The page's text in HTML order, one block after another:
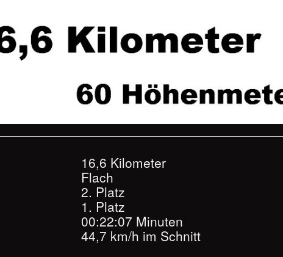
16,6 Kilometer
Flach
2. Platz
1. Platz
00:22:07 Minuten
44,7 km/h im Schnitt